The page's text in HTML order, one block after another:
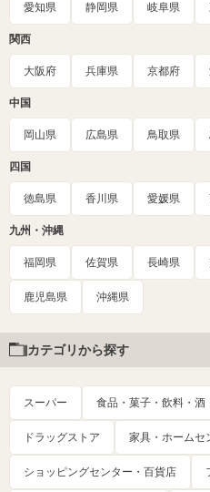
愛知県 静岡県 岐阜県
関西
大阪府 兵庫県 京都府
中国
岡山県 広島県 鳥取県
四国
徳島県 香川県 愛媛県
九州・沖縄
福岡県 佐賀県 長崎県
鹿児島県 沖縄県
カテゴリから探す
スーパー 食品・菓子・飲料・酒
ドラッグストア 家具・ホームセ
ショッピングセンター・百貨店